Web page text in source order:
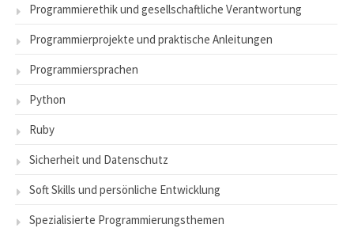
Programmierethik und gesellschaftliche Verantwortung
Programmierprojekte und praktische Anleitungen
Programmiersprachen
Python
Ruby
Sicherheit und Datenschutz
Soft Skills und persönliche Entwicklung
Spezialisierte Programmierungsthemen